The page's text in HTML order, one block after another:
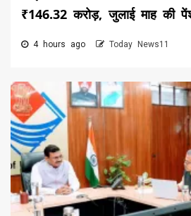
₹146.32 करोड़, जुलाई माह की
4 hours ago Today News11